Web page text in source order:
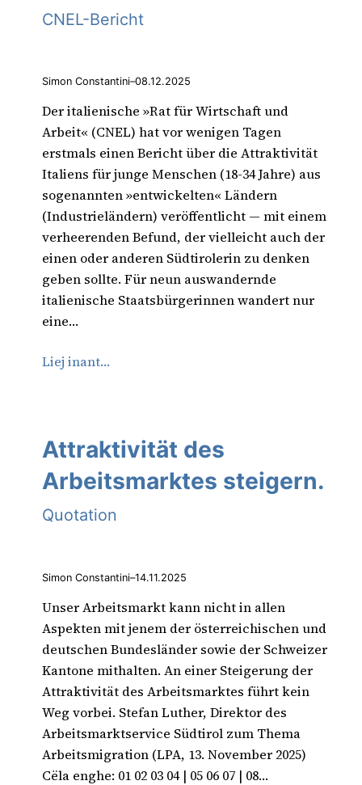
CNEL-Bericht
Simon Constantini–08.12.2025
Der italienische »Rat für Wirtschaft und
Arbeit« (CNEL) hat vor wenigen Tagen
erstmals einen Bericht über die Attraktivität
Italiens für junge Menschen (18-34 Jahre) aus
sogenannten »entwickelten« Ländern
(Industrieländern) veröffentlicht — mit einem
verheerenden Befund, der vielleicht auch der
einen oder anderen Südtirolerin zu denken
geben sollte. Für neun auswandernde
italienische Staatsbürgerinnen wandert nur
eine…
Liej inant…
Attraktivität des
Arbeitsmarktes steigern.
Quotation
Simon Constantini–14.11.2025
Unser Arbeitsmarkt kann nicht in allen
Aspekten mit jenem der österreichischen und
deutschen Bundesländer sowie der Schweizer
Kantone mithalten. An einer Steigerung der
Attraktivität des Arbeitsmarktes führt kein
Weg vorbei. Stefan Luther, Direktor des
Arbeitsmarktservice Südtirol zum Thema
Arbeitsmigration (LPA, 13. November 2025)
Cëla enghe: 01 02 03 04 | 05 06 07 | 08…